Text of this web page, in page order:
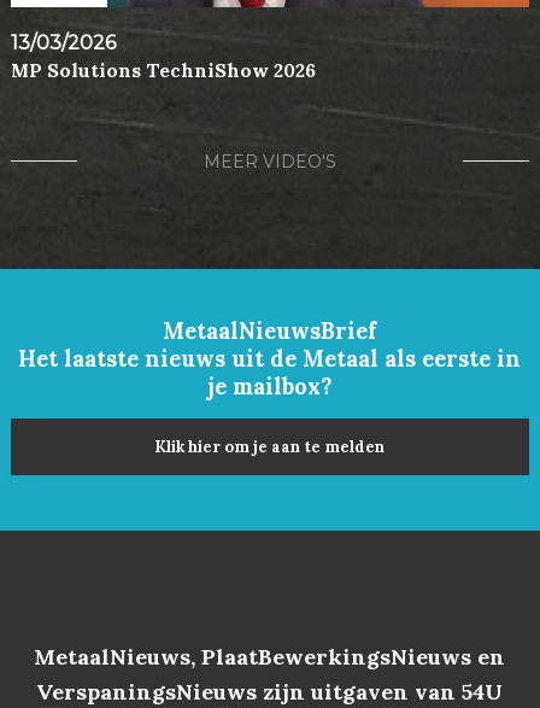
13/03/2026
MP Solutions TechniShow 2026
MEER VIDEO'S
MetaalNieuwsBrief
Het laatste nieuws uit de Metaal als eerste in
je mailbox?
Klik hier om je aan te melden
MetaalNieuws, PlaatBewerkingsNieuws en
VerspaningsNieuws zijn uitgaven van 54U